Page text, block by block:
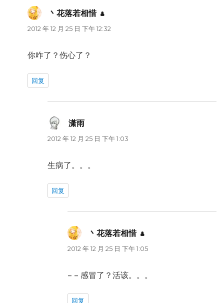
丶花落若相惜 说
道：
2012 年 12 月 25 日 下午 12:32
你咋了？伤心了？
回复
潇雨
道：
2012 年 12 月 25 日 下午 1:03
生病了。。。
回复
丶花落若相惜 说
道：
2012 年 12 月 25 日 下午 1:05
– – 感冒了？活该。。。
回复